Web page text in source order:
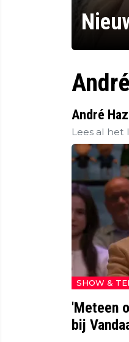
André
Lees al het
SHOW &
'Meteen
bij